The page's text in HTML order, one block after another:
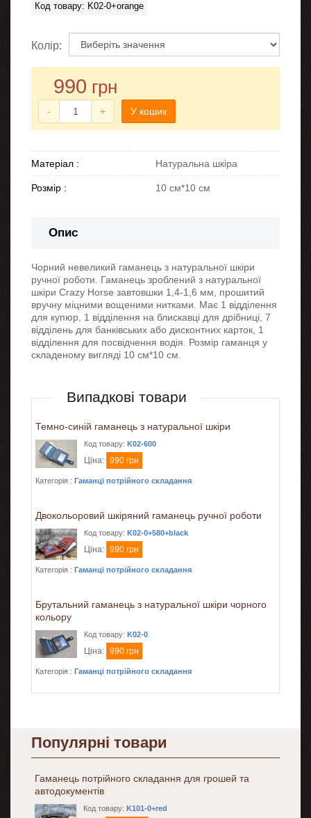
Код товару: K02-0+orange
Колір:
990 грн
- + У кошик
Матеріал : Натуральна шкіра
Розмір : 10 см*10 см
Опис
Чорний невеликий гаманець з натуральної шкіри
ручної роботи. Гаманець зроблений з натуральної
шкіри Crazy Horse завтовшки 1,4-1,6 мм, прошитий
вручну міцними вощеними нитками. Має 1 відділення
для купюр, 1 відділення на блискавці для дрібниці, 7
відділень для банківських або дисконтних карток, 1
відділення для посвідчення водія. Розмір гаманця у
складеному вигляді 10 см*10 см.
Випадкові товари
Темно-синій гаманець з натуральної шкіри
Код товару: K02-600
Ціна: 990 грн
Категорія : Гаманці потрійного складання
Двокольоровий шкіряний гаманець ручної роботи
Код товару: K02-0+580+black
Ціна: 990 грн
Категорія : Гаманці потрійного складання
Брутальний гаманець з натуральної шкіри чорного
кольору
Код товару: K02-0
Ціна: 990 грн
Категорія : Гаманці потрійного складання
Популярні товари
Гаманець потрійного складання для грошей та
автодокументів
Код товару: K101-0+red